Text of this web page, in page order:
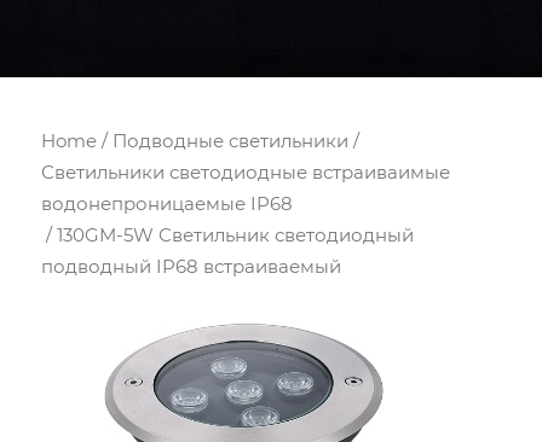
Home / Подводные светильники /
Светильники светодиодные встраиваимые
водонепроницаемые IP68
/ 130GM-5W Светильник светодиодный
подводный IP68 встраиваемый